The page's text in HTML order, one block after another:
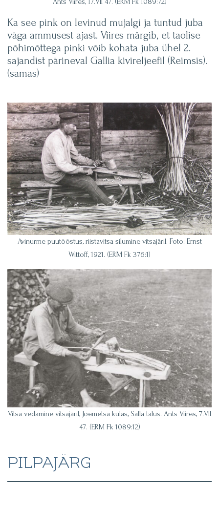
Ka see pink on levinud mujalgi ja tuntud juba
väga ammusest ajast. Viires märgib, et taolise
põhimõttega pinki võib kohata juba ühel 2.
sajandist pärineval Gallia kivireljeefil (Reimsis).
(samas)
Avinurme puutööstus, riistavitsa silumine vitsajäril. Foto: Ernst
Wittoff, 1921. (ERM Fk 376:1)
Vitsa vedamine vitsajäril, Jõemetsa külas, Salla talus. Ants Viires, 7.VII
47. (ERM Fk 1089:12)
PILPAJÄRG